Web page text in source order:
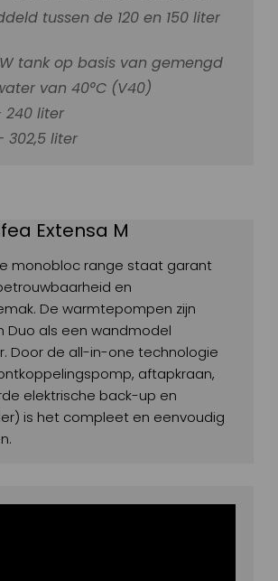
tussen de 120 en 150 liter
tank op basis van gemengd
van 40°C (V40)
240 liter
302,5 liter
Extensa M
monobloc range staat garant
en
De warmtepompen zijn
Duo als een wandmodel
Door de all-in-one technologie
aftapkraan,
elektrische back-up en
is het compleet en eenvoudig